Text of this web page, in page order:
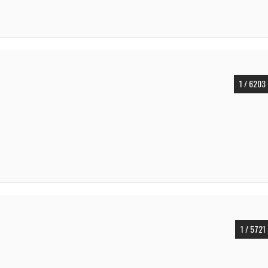
1 / 6203
1 / 5721